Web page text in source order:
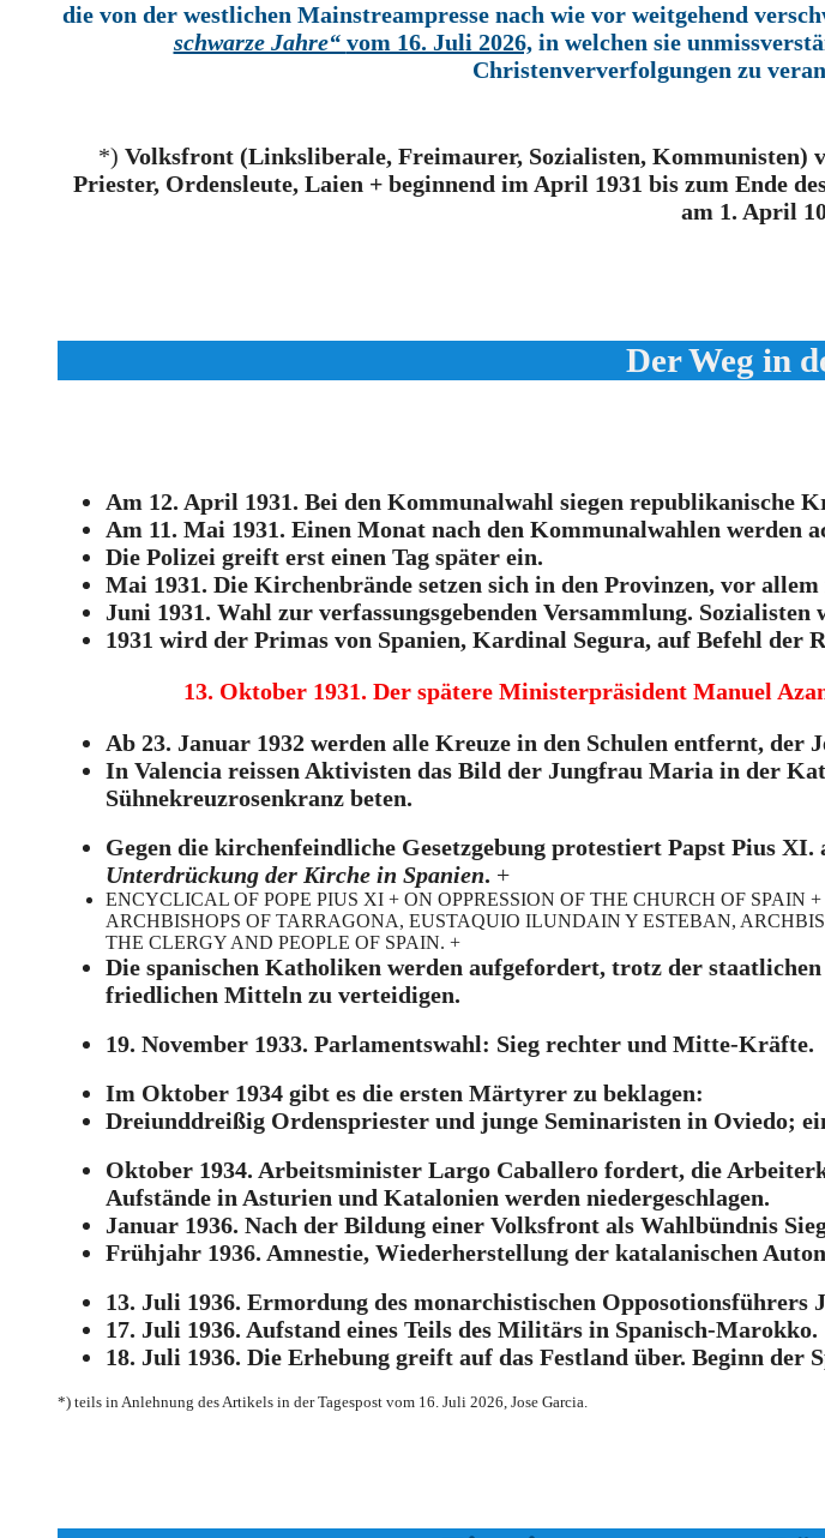
die von der westlichen Mainstreampresse nach wie vor weitgehend
schwarze Jahre“ vom 16. Juli 2026,in welchen sie
Christenververfolgungen zu
*) Volksfront (Linksliberale, Freimaurer, Sozialisten, Kommunisten)
Priester, Ordensleute, Laien + beginnend im April 1931 bis zum Ende
am 1. April
Der Weg in
Am 12. April 1931. Bei den Kommunalwahl siegen republikanische
Am 11. Mai 1931. Einen Monat nach den Kommunalwahlen werden
Die Polizei greift erst einen Tag später ein.
Mai 1931. Die Kirchenbrände setzen sich in den Provinzen, vor
Juni 1931. Wahl zur verfassungsgebenden Versammlung. Sozialisten
1931 wird der Primas von Spanien, Kardinal Segura, auf Befehl der
13. Oktober 1931. Der spätere Ministerpräsident Manuel
Ab 23. Januar 1932 werden alle Kreuze in den Schulen entfernt, der
In Valencia reissen Aktivisten das Bild der Jungfrau Maria in der
Sühnekreuzrosenkranz beten.
Gegen die kirchenfeindliche Gesetzgebung protestiert Papst Pius XI.
Unterdrückung der Kirche in Spanien. +
ENCYCLICAL OF POPE PIUS XI + ON OPPRESSION OF THE CHURCH OF
ARCHBISHOPS OF TARRAGONA, EUSTAQUIO ILUNDAIN Y ESTEBAN,
THE CLERGY AND PEOPLE OF SPAIN. +
Die spanischen Katholiken werden aufgefordert, trotz der
friedlichen Mitteln zu verteidigen.
19. November 1933. Parlamentswahl: Sieg rechter und Mitte-Kräfte.
Im Oktober 1934 gibt es die ersten Märtyrer zu beklagen:
Dreiunddreißig Ordenspriester und junge Seminaristen in Oviedo;
Oktober 1934. Arbeitsminister Largo Caballero fordert, die
Aufstände in Asturien und Katalonien werden niedergeschlagen.
Januar 1936. Nach der Bildung einer Volksfront als Wahlbündnis
Frühjahr 1936. Amnestie, Wiederherstellung der katalanischen
13. Juli 1936. Ermordung des monarchistischen Opposotionsführers
17. Juli 1936. Aufstand eines Teils des Militärs in Spanisch-Marokko.
18. Juli 1936. Die Erhebung greift auf das Festland über. Beginn der
*) teils in Anlehnung des Artikels in der Tagespost vom 16. Juli 2026, Jose Garcia.